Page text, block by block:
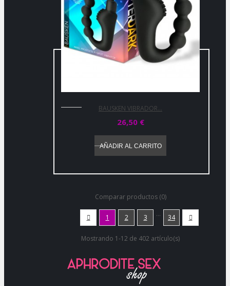
BAUSKEN VIBRADOR...
26,50 €
AÑADIR AL CARRITO
Comparar productos (0)
 1 2 3 … 34 
Mostrando 1-12 de 402 artículo(s)